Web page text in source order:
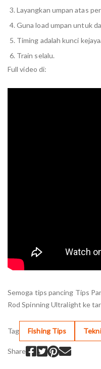
Layangkan umpan atas
Guna load umpan untuk
Timing adalah kunci
Train selalu.
Full video di:
Semoga tips pancing Tips
Rod Spinning Ultralight ke
Tag Fishing Tips
Share